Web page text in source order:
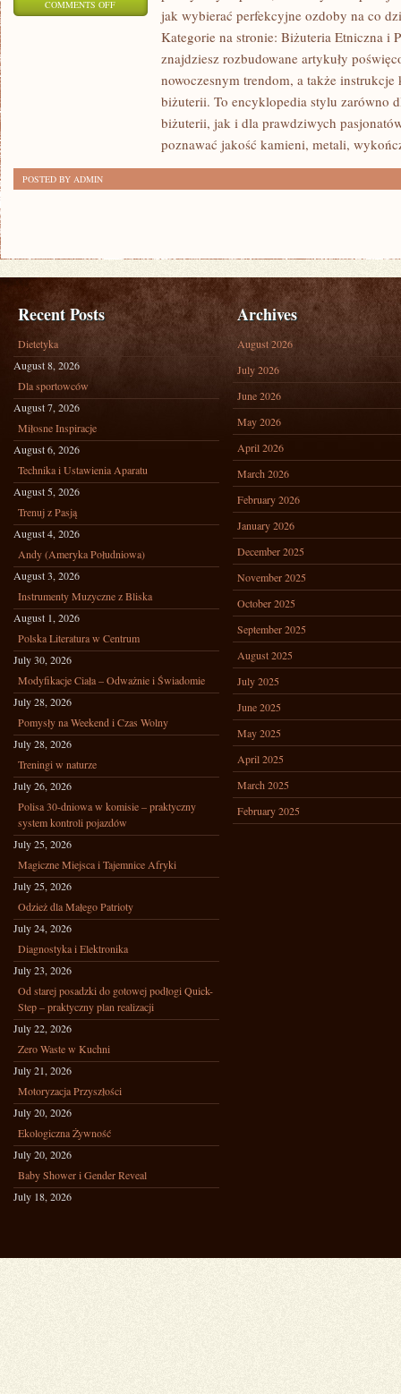
COMMENTS OFFON
jak wybierać perfekcyjne ozdoby na co
Kategorie na stronie: Biżuteria Etniczna i
znajdziesz rozbudowane artykuły
nowoczesnym trendom, a także
biżuterii. To encyklopedia stylu zarówno
biżuterii, jak i dla prawdziwych
poznawać jakość kamieni, metali,
POSTED BY ADMIN
Recent Posts
Dietetyka
August 8, 2026
Dla sportowców
August 7, 2026
Miłosne Inspiracje
August 6, 2026
Technika i Ustawienia Aparatu
August 5, 2026
Trenuj z Pasją
August 4, 2026
Andy (Ameryka Południowa)
August 3, 2026
Instrumenty Muzyczne z Bliska
August 1, 2026
Polska Literatura w Centrum
July 30, 2026
Modyfikacje Ciała – Odważnie i Świadomie
July 28, 2026
Pomysły na Weekend i Czas Wolny
July 28, 2026
Treningi w naturze
July 26, 2026
Polisa 30-dniowa w komisie – praktyczny
system kontroli pojazdów
July 25, 2026
Magiczne Miejsca i Tajemnice Afryki
July 25, 2026
Odzież dla Małego Patrioty
July 24, 2026
Diagnostyka i Elektronika
July 23, 2026
Od starej posadzki do gotowej podłogi Quick-
Step – praktyczny plan realizacji
July 22, 2026
Zero Waste w Kuchni
July 21, 2026
Motoryzacja Przyszłości
July 20, 2026
Ekologiczna Żywność
July 20, 2026
Baby Shower i Gender Reveal
July 18, 2026
Archives
August 2026
July 2026
June 2026
May 2026
April 2026
March 2026
February 2026
January 2026
December 2025
November 2025
October 2025
September 2025
August 2025
July 2025
June 2025
May 2025
April 2025
March 2025
February 2025